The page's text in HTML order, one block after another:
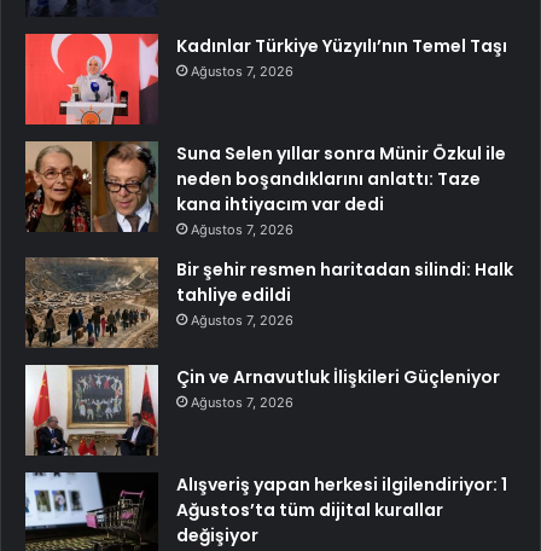
Kadınlar Türkiye Yüzyılı’nın Temel Taşı
Ağustos 7, 2026
Suna Selen yıllar sonra Münir Özkul ile
neden boşandıklarını anlattı: Taze
kana ihtiyacım var dedi
Ağustos 7, 2026
Bir şehir resmen haritadan silindi: Halk
tahliye edildi
Ağustos 7, 2026
Çin ve Arnavutluk İlişkileri Güçleniyor
Ağustos 7, 2026
Alışveriş yapan herkesi ilgilendiriyor: 1
Ağustos’ta tüm dijital kurallar
değişiyor